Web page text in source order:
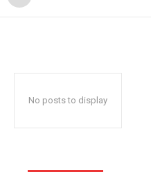
No posts to display